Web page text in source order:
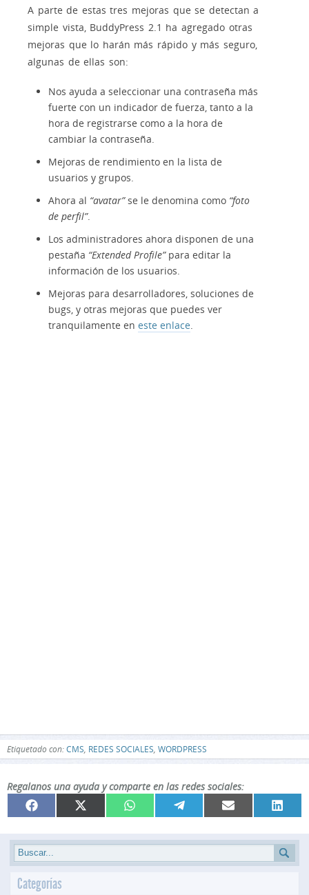
A parte de estas tres mejoras que se detectan a
simple vista, BuddyPress 2.1 ha agregado otras
mejoras que lo harán más rápido y más seguro,
algunas de ellas son:
Nos ayuda a seleccionar una contraseña más
fuerte con un indicador de fuerza, tanto a la
hora de registrarse como a la hora de
cambiar la contraseña.
Mejoras de rendimiento en la lista de
usuarios y grupos.
Ahora al “avatar”se le denomina como “foto
de perfil”.
Los administradores ahora disponen de una
pestaña “Extended Profile”para editar la
información de los usuarios.
Mejoras para desarrolladores, soluciones de
bugs, y otras mejoras que puedes ver
tranquilamente en este enlace.
Etiquetado con:CMS, REDES SOCIALES, WORDPRESS
Regalanos una ayuda y comparte en las redes sociales:
Compartir
en
Facebook Compartir
en
X
(Twitter)
Compartir
en
WhatsApp Compartir
en
Compartir
en
Email
en
Categorías